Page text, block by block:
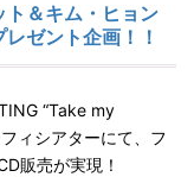
ト＆キム・ヒョン
ゼント企画！！
“Take my
ィシアターにて、フ
販売が実現！